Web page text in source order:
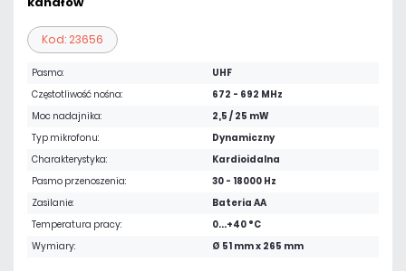
Kod: 23656
Pasmo:
UHF
Częstotliwość nośna:
672 - 692 MHz
Moc nadajnika:
2,5 / 25 mW
Typ mikrofonu:
Dynamiczny
Charakterystyka:
Kardioidalna
Pasmo przenoszenia:
30 - 18000 Hz
Zasilanie:
Bateria AA
Temperatura pracy:
0...+40 °C
Wymiary:
Ø 51 mm x 265 mm